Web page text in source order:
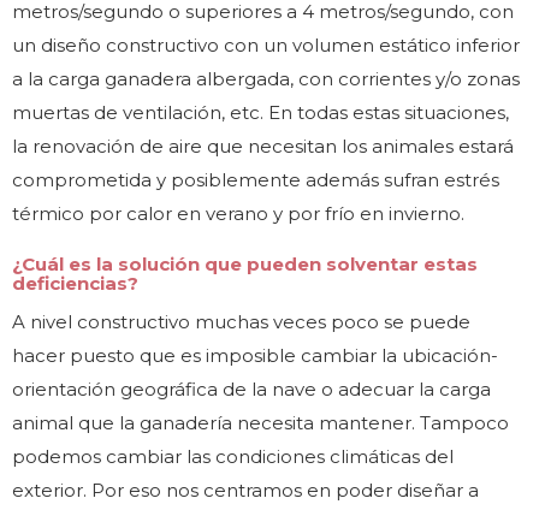
metros/segundo o superiores a 4 metros/segundo, con
un diseño constructivo con un volumen estático inferior
a la carga ganadera albergada, con corrientes y/o zonas
muertas de ventilación, etc. En todas estas situaciones,
la renovación de aire que necesitan los animales estará
comprometida y posiblemente además sufran estrés
térmico por calor en verano y por frío en invierno.
¿Cuál es la solución que pueden solventar estas
deficiencias?
A nivel constructivo muchas veces poco se puede
hacer puesto que es imposible cambiar la ubicación-
orientación geográfica de la nave o adecuar la carga
animal que la ganadería necesita mantener. Tampoco
podemos cambiar las condiciones climáticas del
exterior. Por eso nos centramos en poder diseñar a